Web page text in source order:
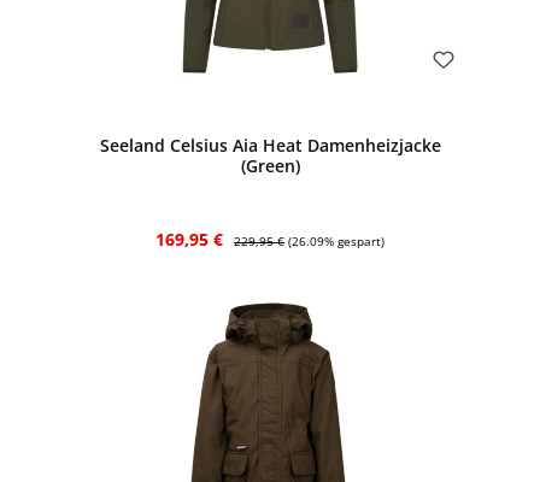
Seeland Celsius Aia Heat Damenheizjacke
(Green)
Verkaufspreis:
169,95 € 229,95 € (26.09% gespart)